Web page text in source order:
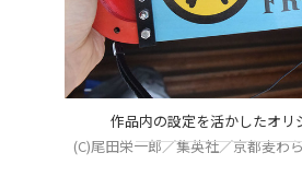
作品内の設定を活かしたオリ
(C)尾田栄一郎／集英社／京都麦わ